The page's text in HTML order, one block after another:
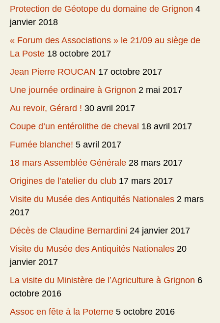
Protection de Géotope du domaine de Grignon 4
janvier 2018
« Forum des Associations » le 21/09 au siège de
La Poste 18 octobre 2017
Jean Pierre ROUCAN 17 octobre 2017
Une journée ordinaire à Grignon 2 mai 2017
Au revoir, Gérard ! 30 avril 2017
Coupe d’un entérolithe de cheval 18 avril 2017
Fumée blanche! 5 avril 2017
18 mars Assemblée Générale 28 mars 2017
Origines de l’atelier du club 17 mars 2017
Visite du Musée des Antiquités Nationales 2 mars
2017
Décès de Claudine Bernardini 24 janvier 2017
Visite du Musée des Antiquités Nationales 20
janvier 2017
La visite du Ministère de l’Agriculture à Grignon 6
octobre 2016
Assoc en fête à la Poterne 5 octobre 2016